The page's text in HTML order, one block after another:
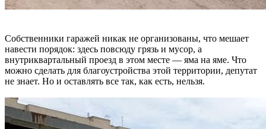
Собственники гаражей никак не организованы, что мешает
навести порядок: здесь повсюду грязь и мусор, а
внутриквартальный проезд в этом месте — яма на яме. Что
можно сделать для благоустройства этой территории, депутат
не знает. Но и оставлять все так, как есть, нельзя.